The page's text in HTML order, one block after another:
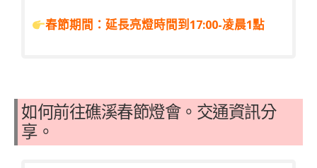
春節期間：延長亮燈時間到17:00-凌晨1點
如何前往礁溪春節燈會。交通資訊分
享。